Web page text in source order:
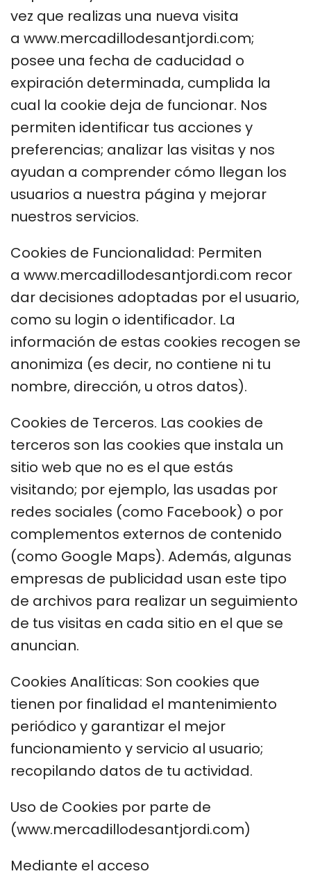
vez que realizas una nueva visita
a www.mercadillodesantjordi.com;
posee una fecha de caducidad o
expiración determinada, cumplida la
cual la cookie deja de funcionar. Nos
permiten identificar tus acciones y
preferencias; analizar las visitas y nos
ayudan a comprender cómo llegan los
usuarios a nuestra página y mejorar
nuestros servicios.
Cookies de Funcionalidad: Permiten
a www.mercadillodesantjordi.com recor
dar decisiones adoptadas por el usuario,
como su login o identificador. La
información de estas cookies recogen se
anonimiza (es decir, no contiene ni tu
nombre, dirección, u otros datos).
Cookies de Terceros. Las cookies de
terceros son las cookies que instala un
sitio web que no es el que estás
visitando; por ejemplo, las usadas por
redes sociales (como Facebook) o por
complementos externos de contenido
(como Google Maps). Además, algunas
empresas de publicidad usan este tipo
de archivos para realizar un seguimiento
de tus visitas en cada sitio en el que se
anuncian.
Cookies Analíticas: Son cookies que
tienen por finalidad el mantenimiento
periódico y garantizar el mejor
funcionamiento y servicio al usuario;
recopilando datos de tu actividad.
Uso de Cookies por parte de
(www.mercadillodesantjordi.com)
Mediante el acceso